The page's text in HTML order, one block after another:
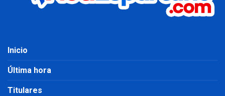
Inicio
Última hora
Titulares